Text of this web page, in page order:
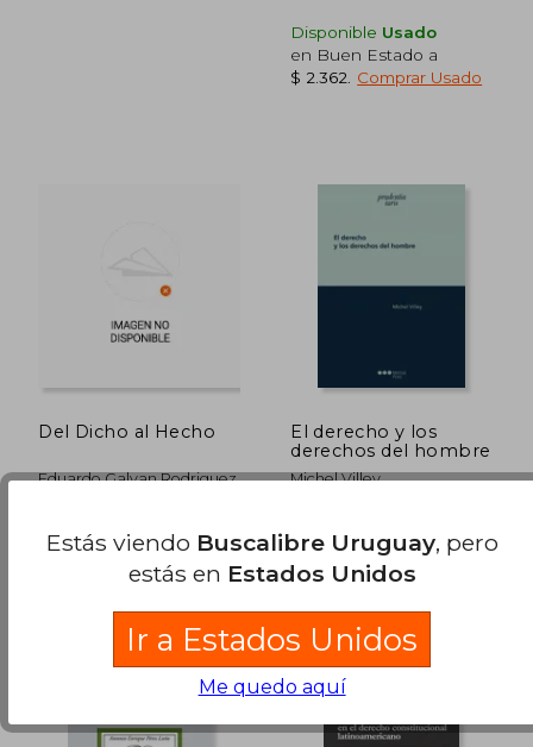
15%
dcto.
$ 1.447
35%
dcto.
Disponible Usado
en Buen Estado a
$ 2.362
Comprar Usado
Del Dicho al Hecho
Eduardo Galvan Rodriguez
Blanda, Nuevo
El derecho y los
derechos del hombre
Michel Villey
Edición, Tapa Blanda,
Nuevo
Estás viendo Buscalibre Uruguay, pero
estás en Estados Unidos
Ir a Estados Unidos
Me quedo aquí